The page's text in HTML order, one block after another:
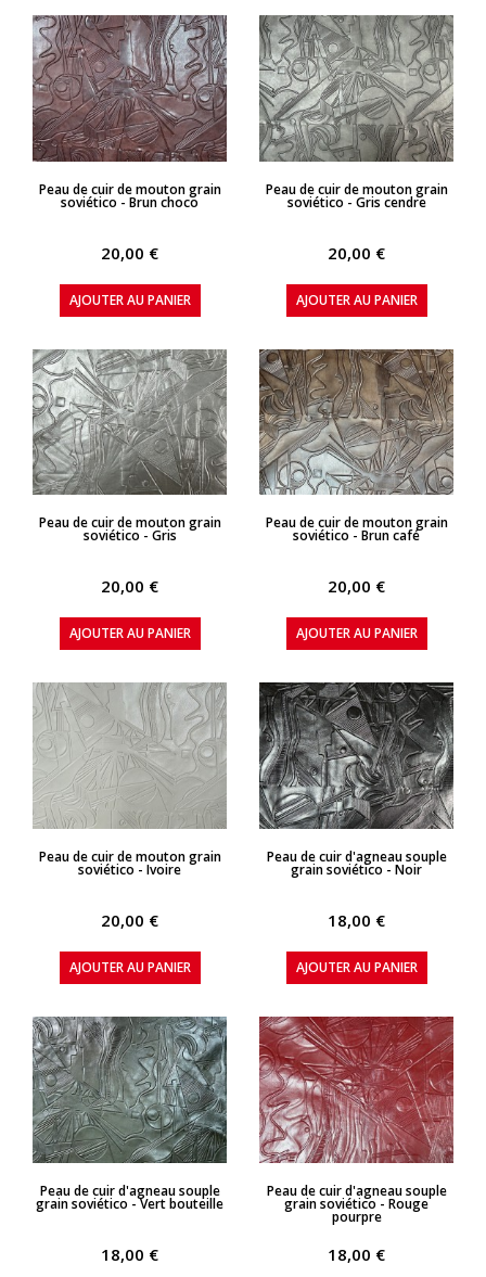
APERÇU RAPIDE
Peau de cuir de mouton grain
soviético - Brun choco
20,00 €
AJOUTER AU PANIER
APERÇU RAPIDE
Peau de cuir de mouton grain
soviético - Gris cendre
20,00 €
AJOUTER AU PANIER
APERÇU RAPIDE
Peau de cuir de mouton grain
soviético - Gris
20,00 €
AJOUTER AU PANIER
APERÇU RAPIDE
Peau de cuir de mouton grain
soviético - Brun café
20,00 €
AJOUTER AU PANIER
APERÇU RAPIDE
Peau de cuir de mouton grain
soviético - Ivoire
20,00 €
AJOUTER AU PANIER
APERÇU RAPIDE
Peau de cuir d'agneau souple
grain soviético - Noir
18,00 €
AJOUTER AU PANIER
APERÇU RAPIDE
Peau de cuir d'agneau souple
grain soviético - Vert bouteille
18,00 €
APERÇU RAPIDE
Peau de cuir d'agneau souple
grain soviético - Rouge
pourpre
18,00 €